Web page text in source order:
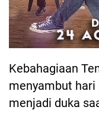
Kebahagiaan
menyambut hari
menjadi duka